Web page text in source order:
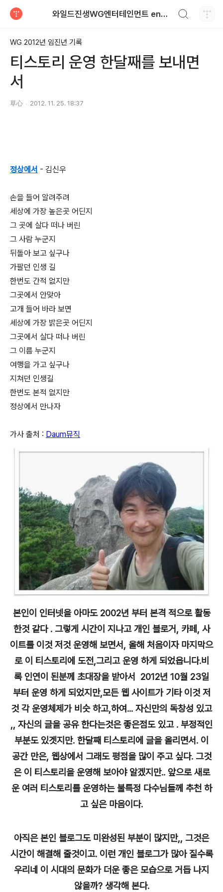
와일드진생WG엔터테인먼트 entertainment
WG 2012년 임진년 기록
티스토리 운영 한달째를 보내면
서
草心 2012. 11. 25. 18:37
정상에서 - 김신우
손을 들어 알려주려
세상에 가장 높은곳 어딘지
그 곳에 살다 떠나 버린
그 사람 누군지
뒤돌아 보고 싶구나
가팔던 인생 길
한번도 간적 없지만
그곳에서 안맞아
고개 들어 바라 보면
세상에 가장 밝은곳 어딘지
그곳에서 살다 떠나 버린
그 이름 누군지
여행을 가고 싶구나
지쳐던 인생길
한번도 본적 없지만
정상에서 만나자
가사 출처 : Daum뮤직
본인이 인터넷을 아마도 2002년 부터 본격 적으로 활동
한것 같다 . 그렇게 시간이 지나고 개인 블로거, 카페, 사
이트를 이것 저것 운영해 보면서, 올해 처음이자 마지막으
로 이 티스토리에 도전,그리고 운영 하게 되었읍니다.비
록 인연이 된분께 초대장을 받아서 2012년 10월 23일
부터 운영 하게 되었지만,모든 웹 사이트가 기타 이것 저
것 각 운영체제가 비슷 하고,하여... 자신만의 독창성 있고
,, 자신의 글을 공유 한다는것은 좋은점도 있고 . 부정적인
부분도 있겟지만. 한달째 티스토리에 글을 올리면서. 이
공간 만은, 웹상에서 그래도 평점을 많이 주고 싶다. 그것
은 이 티스토리을 운영해 보아야 알겠지만.. 앞으로 새로
운 여러 티스토리를 운영하는 불특정 다수님들께 추천 하
고 싶은 마음이다.
아직은 본인 블로그도 미완성된 부분이 많지만,, 그것은
시간이 해결해 줄것이고. 이런 개인 블로그가 많아 질수록
우리네 이 시대의 문화가 더운 좋은 모습으로 거듭 나지
않을까? 생각해 본다.